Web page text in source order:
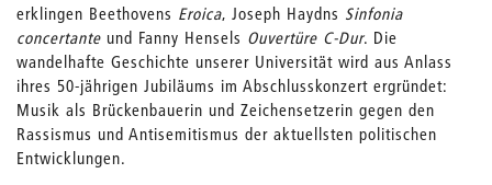
erklingen Beethovens Eroica, Joseph Haydns Sinfonia
concertante und Fanny Hensels Ouvertüre C-Dur. Die
wandelhafte Geschichte unserer Universität wird aus Anlass
ihres 50-jährigen Jubiläums im Abschlusskonzert ergründet:
Musik als Brückenbauerin und Zeichensetzerin gegen den
Rassismus und Antisemitismus der aktuellsten politischen
Entwicklungen.